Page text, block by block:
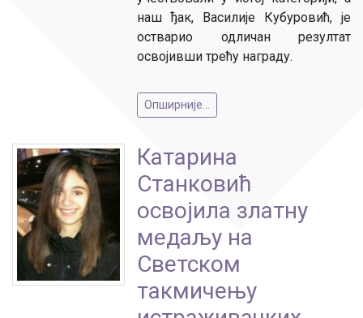
наш ђак, Василије Кубуровић, је
остварио одличан резултат
освојивши трећу награду.
Опширније...
Катарина
Станковић
освојила златну
медаљу на
Светском
такмичењу